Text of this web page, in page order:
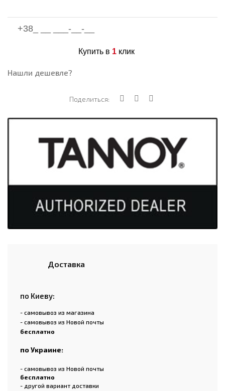
Купить в 1клик
Нашли дешевле?
Поделиться:
Доставка
по Киеву:
- самовывоз из магазина
- самовывоз из Новой почты
бесплатно
по Украине:
- самовывоз из Новой почты
бесплатно
- другой вариант доставки